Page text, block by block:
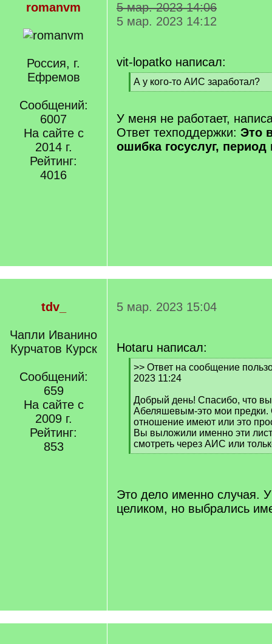
romanvm
Россия, г.
Ефремов
Сообщений:
6007
На сайте с
2014 г.
Рейтинг:
4016
5 мар. 2023 14:06
5 мар. 2023 14:12
vit-lopatko написал:
[
q
А у кого-то АИС заработал?
[
q
]
У меня не работает,
Ответ техподдержки: Это
ошибка госуслуг,
tdv_
Чапли Иванино
Курчатов Курск
Сообщений:
659
На сайте с
2009 г.
Рейтинг:
853
5 мар. 2023 15:04
Hotaru написал:
[
q
>> Ответ на сообщение
2023 11:24
Добрый день! Спасибо, что
Абеляшевым-это мои предки.
отношение имеют или это
Вы выложили именно эти
смотреть через АИС или
[
Это дело именно случая.
целиком, но выбрались